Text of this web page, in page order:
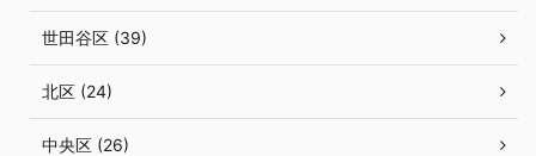
世田谷区 (39)
北区 (24)
中央区 (26)